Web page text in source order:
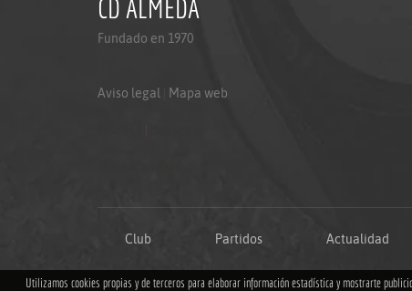
CD ALMEDA
Fundado en 1970
Aviso legal Mapa web
Club Partidos Actualidad
Utilizamos cookies propias y de terceros para elaborar información estadística y mostrarte